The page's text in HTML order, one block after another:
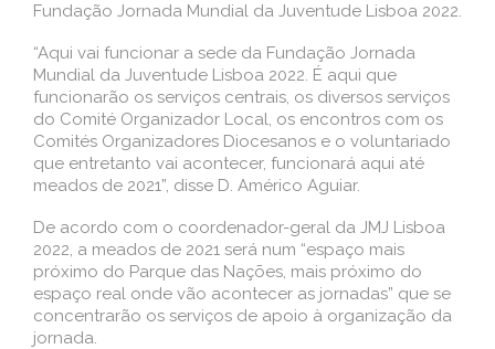
Fundação Jornada Mundial da Juventude Lisboa 2022.
“Aqui vai funcionar a sede da Fundação Jornada
Mundial da Juventude Lisboa 2022. É aqui que
funcionarão os serviços centrais, os diversos serviços
do Comité Organizador Local, os encontros com os
Comités Organizadores Diocesanos e o voluntariado
que entretanto vai acontecer, funcionará aqui até
meados de 2021”, disse D. Américo Aguiar.
De acordo com o coordenador-geral da JMJ Lisboa
2022, a meados de 2021 será num “espaço mais
próximo do Parque das Nações, mais próximo do
espaço real onde vão acontecer as jornadas” que se
concentrarão os serviços de apoio à organização da
jornada.